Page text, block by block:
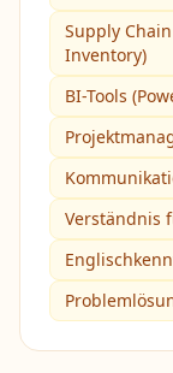
Supply
Inventory)
BI-Tools
Verständnis